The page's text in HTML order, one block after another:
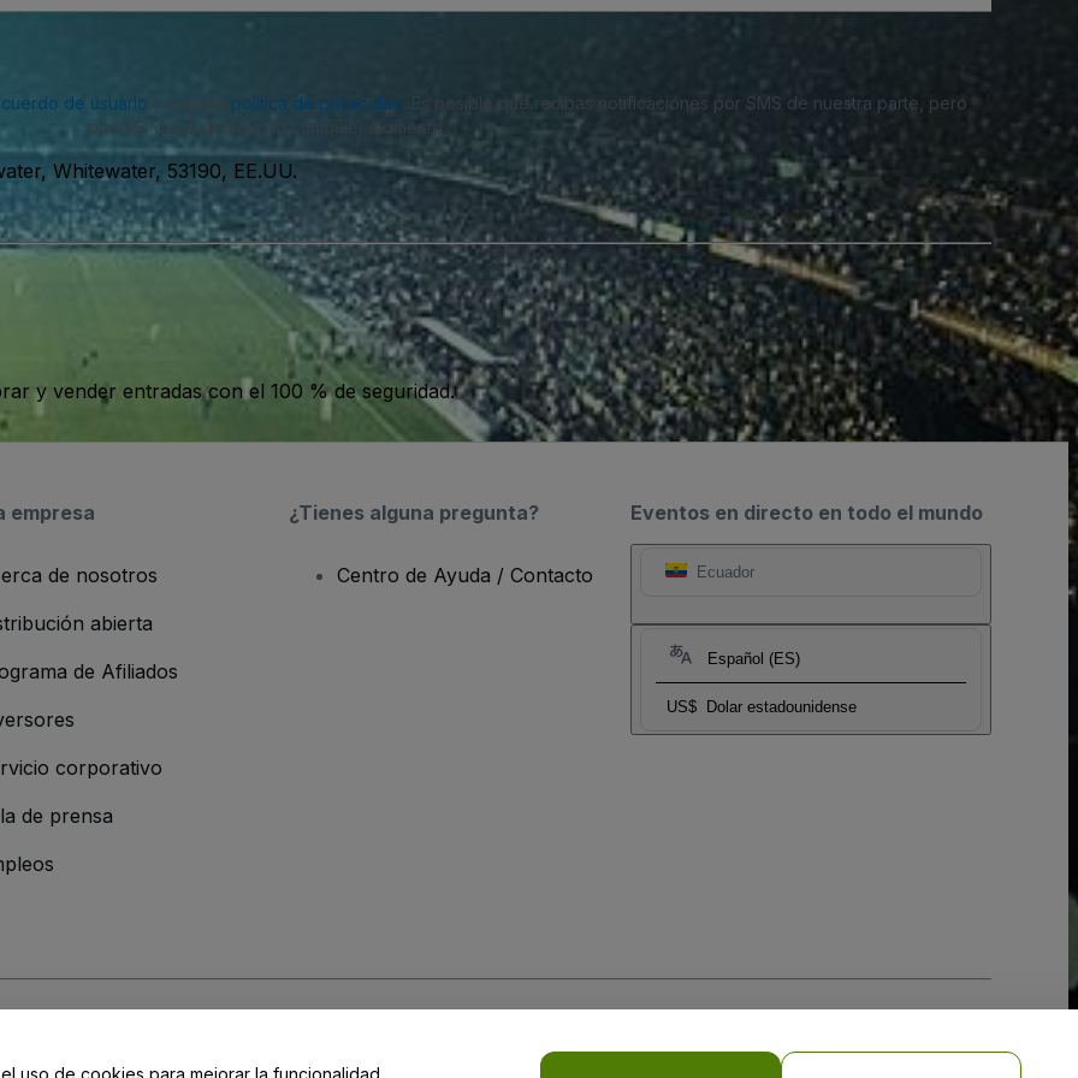
de usuario política de privacidad . Es posible que recibas notificaciones por SMS de nuestra parte, pero
puedes darte de baja en cualquier momento.
Whitewater, 53190, EE.UU.
y vender entradas con el 100 % de seguridad.
Eventos en directo en todo el mundo
Ecuador
Español (ES)
US$ Dolar estadounidense
empresa
de nosotros
abierta
de Afiliados
corporativo
de prensa
¿Tienes alguna pregunta?
Centro de Ayuda / Contacto
y de laPolítica de Privacidad para Móviles
uso de cookies para mejorar la funcionalidad